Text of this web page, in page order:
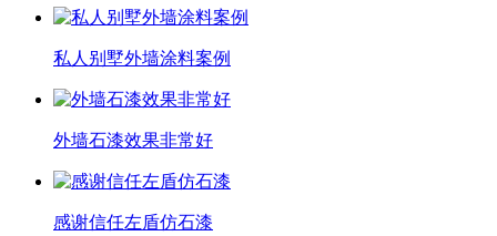
私人别墅外墙涂料案例
外墙石漆效果非常好
感谢信任左盾仿石漆